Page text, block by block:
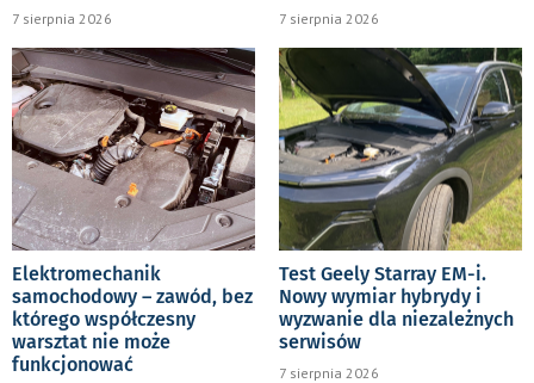
7 sierpnia 2026 7 sierpnia 2026
Elektromechanik
samochodowy – zawód, bez
którego współczesny
warsztat nie może
funkcjonować
Test Geely Starray EM-i.
Nowy wymiar hybrydy i
wyzwanie dla niezależnych
serwisów
7 sierpnia 2026